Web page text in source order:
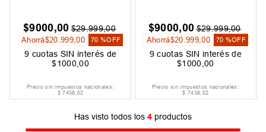
$9000,00 $29.999,00
Ahorrá$20 .999 ,00 70 %OFF
9 cuotas SIN interés de
$1000 ,00
Precio sin impuestos nacionales:
$ 7438,02
$9000,00 $29.999,00
Ahorrá$20 999,00 70 %OFF
9 cuotas SIN interés de
$1000 ,00
Precio sin impuestos nacionales:
$ 7438,02
Has visto todos los 4 productos